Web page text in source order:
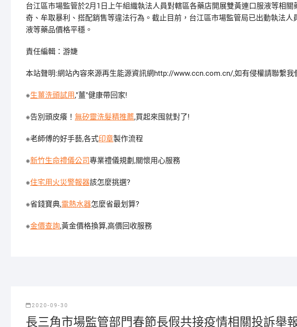
台江區市場監管於2月1日上午組織執法人員對轄區各藥店開展雙黃連口服液等相
奇、牟取暴利、搭配銷售等違法行為。截止目前，台江區市場監管局已出動執法
液等藥品價格平穩。
責任編輯：游婕
本站聲明:網站內容來源再生能源資訊網http://www.ccn.com.cn/,如有侵權請聯繫我
※生薑洗頭試用,"薑"健康帶回家!
※告別頭皮癢！ 無矽靈洗髮精推薦,買起來囤就對了!
※老師傅的好手藝,各式印章製作流程
※新竹生命禮儀公司專業禮儀規劃,關懷用心服務
※住宅用火災警報器該怎麼挑選?
※省錢寶典,電熱水器怎麼省最划算?
※金價查詢,黃金價格換算,高價回收服務
2020-09-30
長三角市場監管部門春節長假共接疫情相關投訴舉